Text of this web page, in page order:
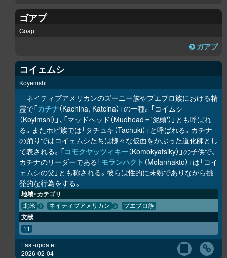
ゴアプ
Goap
ガアプ
コイェムシ
Koyemshi
ネイティブアメリカンのズーニー族やプエブロ族における精
霊で「カチナ（Kachina, Katcina）」の一種。「コイムシ
（Koyimshi）」、「マッドヘッド（Mudhead＝'泥頭'）」とも呼ばれ
る。またホピ族では「タチュキ（Tachuki）」と呼ばれる。カチナ
の踊りではコイェムシたちは様々な仮面をかぶった道化師とし
て表される。「コモクヤッツィキー（Komokyatsiky）」の子供で、
カチナのリーダーである「モランハクト （Molanhakto）」は「コイ
ェムシの父」とも称される。彼らは性的に未熟でありながら挑
発的な行為をする。
地域・カテゴリ
北米 ネイティブアメリカン プエブロ族
文献
11
Last-update:
2026-02-04